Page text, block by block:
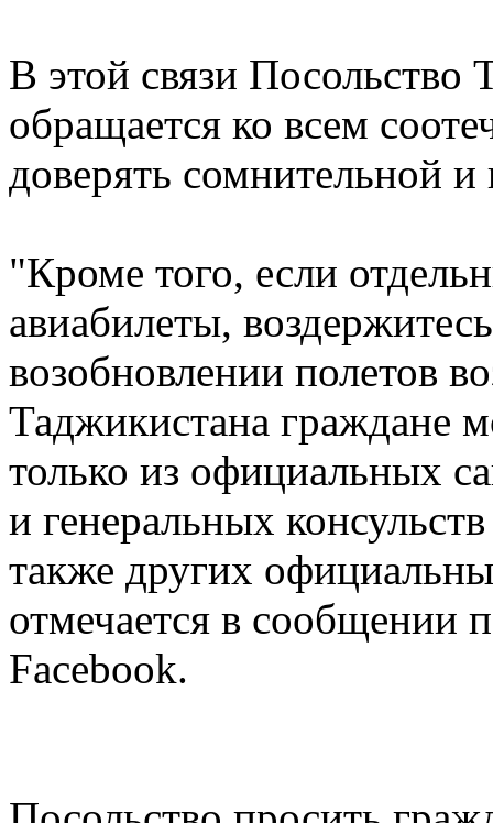
В этой связи Посольство
обращается ко всем
доверять сомнительной
"Кроме того, если
авиабилеты,
возобновлении полетов
Таджикистана граждане
только из официальных
и генеральных
также других
отмечается в сообщении
Facebook.